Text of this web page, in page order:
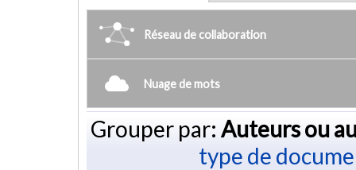
Réseau de collaboration
Nuage de mots
Grouper par: Auteurs ou
type de